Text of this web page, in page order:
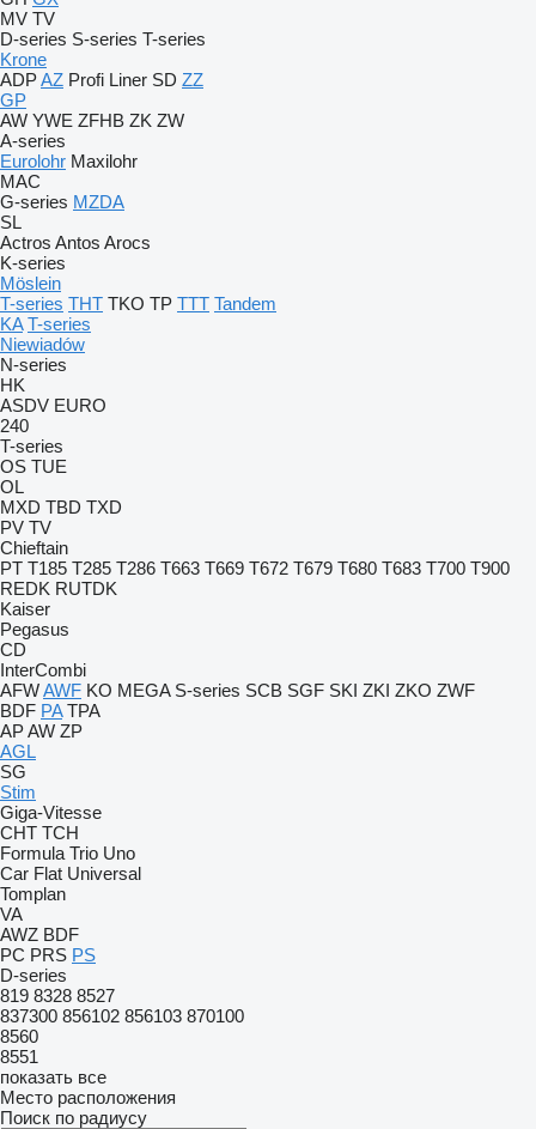
MV TV
D-series S-series T-series
Krone
ADPAZ Profi Liner SD ZZ
GP
AW YWE ZFHB ZK ZW
A-series
Eurolohr Maxilohr
MAC
G-series MZDA
SL
Actros Antos Arocs
K-series
Möslein
T-series THT TKO TP TTT Tandem
KA T-series
Niewiadów
N-series
HK
ASDV EURO
240
T-series
OS TUE
OL
MXD TBD TXD
PV TV
Chieftain
PT T185 T285 T286 T663 T669 T672 T679 T680 T683 T700 T900
REDK RUTDK
Kaiser
Pegasus
CD
InterCombi
AFWAWF KO MEGA S-series SCB SGF SKI ZKI ZKO ZWF
BDF PA TPA
APAW ZP
AGL
SG
Stim
Giga-Vitesse
CHT TCH
Formula Trio Uno
Car Flat Universal
Tomplan
VA
AWZ BDF
PC PRS PS
D-series
819 8328 8527
837300 856102 856103 870100
8560
8551
показать все
Место расположения
Поиск по радиусу